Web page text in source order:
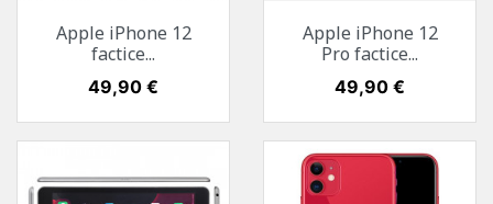
Apple iPhone 12
factice...
Prix
49,90 €
Apple iPhone 12
Pro factice...
Prix
49,90 €